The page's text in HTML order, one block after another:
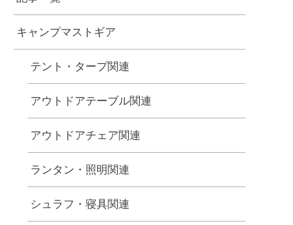
キャンプマストギア
テント・タープ関連
アウトドアテーブル関連
アウトドアチェア関連
ランタン・照明関連
シュラフ・寝具関連